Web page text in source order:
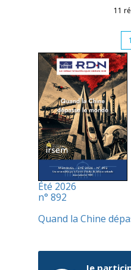
11
1
Été 2026
n° 892
Quand la Chine